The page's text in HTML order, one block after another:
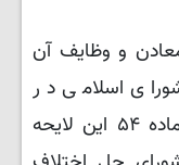
و وظایف آن
مجلس شورای اسلامی در
بررسی لایحه برنامه ششم توسعه ماده ۵۴ این لایحه